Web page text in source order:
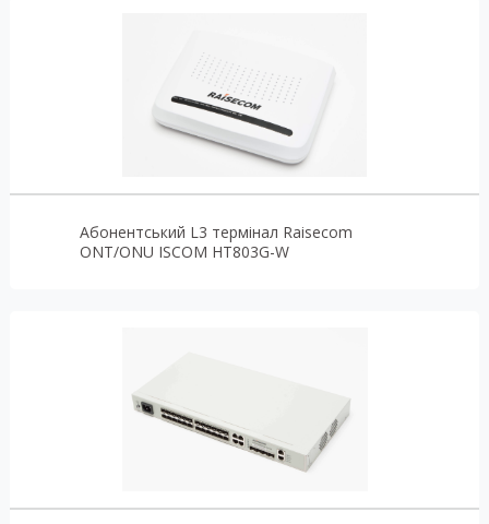
Абонентський L3 термінал Raisecom
ONT/ONU ISCOM HT803G-W